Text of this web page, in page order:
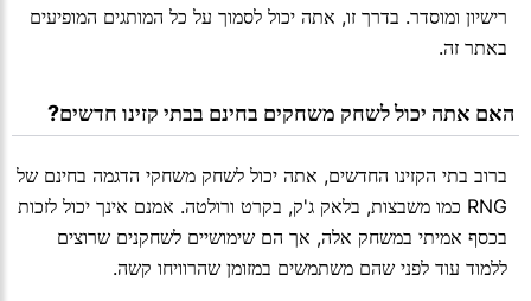
רישיון ומוסדר. בדרך זו, אתה יכול לסמוך על כל המותגים המופיעים
באתר זה.
ברוב בתי הקזינו החדשים, אתה יכול לשחק משחקי הדגמה בחינם של
RNG כמו משבצות, בלאק ג'ק, בקרט ורולטה. אמנם אינך יכול לזכות
בכסף אמיתי במשחק אלה, אך הם שימושיים לשחקנים שרוצים
ללמוד עוד לפני שהם משתמשים במזומן שהרוויחו קשה.